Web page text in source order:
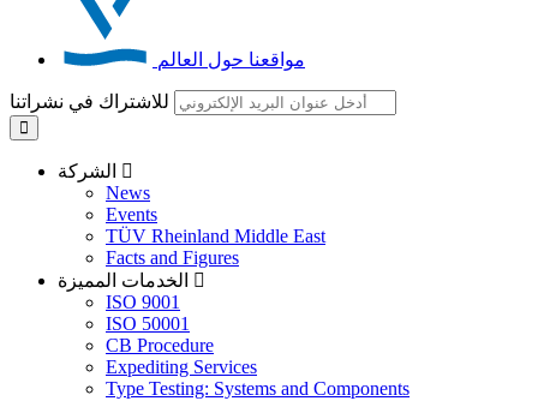
مواقعنا حول العالم
للاشتراك في نشراتنا
News
Events
TÜV Rheinland Middle East
Facts and Figures
ISO 9001
ISO 50001
CB Procedure
Expediting Services
Type Testing: Systems and Components